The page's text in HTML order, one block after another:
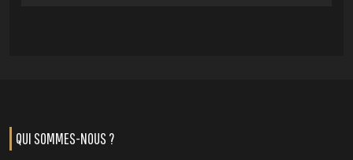
QUI SOMMES-NOUS ?